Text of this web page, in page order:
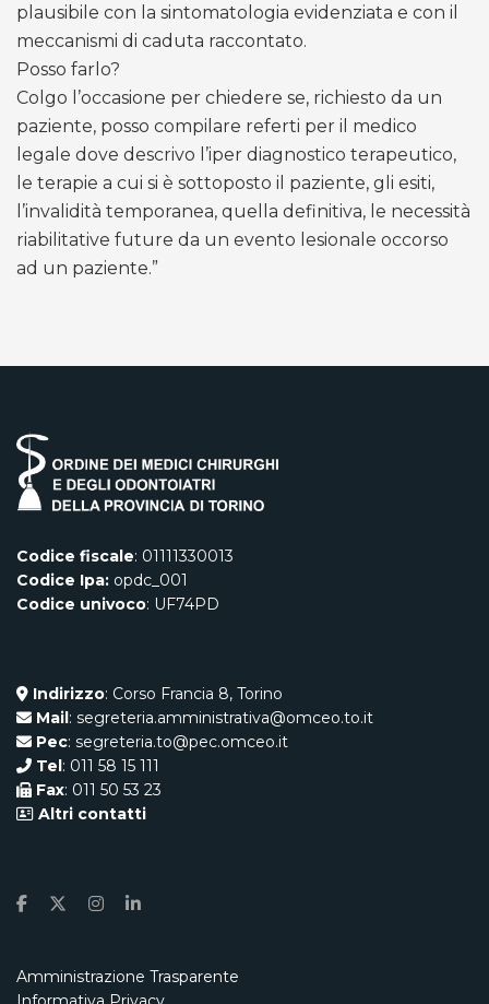
plausibile con la sintomatologia evidenziata e con il
meccanismi di caduta raccontato.
Posso farlo?
Colgo l’occasione per chiedere se, richiesto da un
paziente, posso compilare referti per il medico
legale dove descrivo l’iper diagnostico terapeutico,
le terapie a cui si è sottoposto il paziente, gli esiti,
l’invalidità temporanea, quella definitiva, le necessità
riabilitative future da un evento lesionale occorso
ad un paziente.”
Codice fiscale: 01111330013
Codice Ipa: opdc_001
Codice univoco: UF74PD
Indirizzo: Corso Francia 8, Torino
Mail: segreteria.amministrativa@omceo.to.it
Pec: segreteria.to@pec.omceo.it
Tel: 011 58 15 111
Fax: 011 50 53 23
Altri contatti
Amministrazione Trasparente